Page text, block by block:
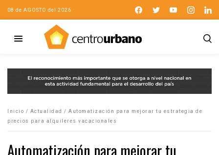
08 de AGOSTO del 2026
Inicio / Actualidad / Automatización para mejorar tu estrategia de
precios para alquileres vacacionales
Automatización para mejorar tu